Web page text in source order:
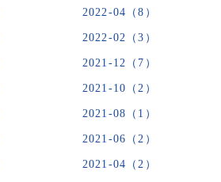
2022-04（8）
2022-02（3）
2021-12（7）
2021-10（2）
2021-08（1）
2021-06（2）
2021-04（2）